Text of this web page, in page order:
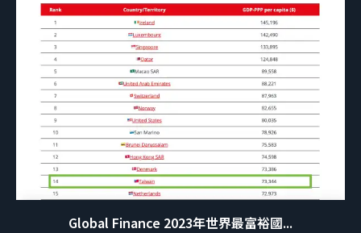
Global Finance 2023年世界最富裕國...